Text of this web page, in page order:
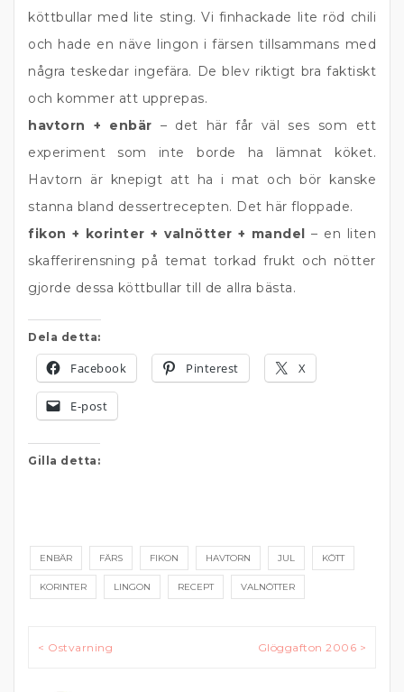
köttbullar med lite sting. Vi finhackade lite röd chili
och hade en näve lingon i färsen tillsammans med
några teskedar ingefära. De blev riktigt bra faktiskt
och kommer att upprepas.
havtorn + enbär – det här får väl ses som ett
experiment som inte borde ha lämnat köket.
Havtorn är knepigt att ha i mat och bör kanske
stanna bland dessertrecepten. Det här floppade.
fikon + korinter + valnötter + mandel – en liten
skafferirensning på temat torkad frukt och nötter
gjorde dessa köttbullar till de allra bästa.
Dela detta:
Facebook Pinterest X
E-post
Gilla detta:
ENBÄR FÄRS FIKON HAVTORN JUL KÖTT
KORINTER LINGON RECEPT VALNÖTTER
Inläggsnavigering
< Ostvarning Glöggafton 2006 >